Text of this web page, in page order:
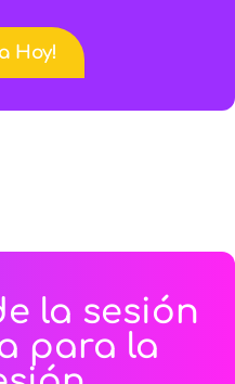
Hoy!
la sesión
para la